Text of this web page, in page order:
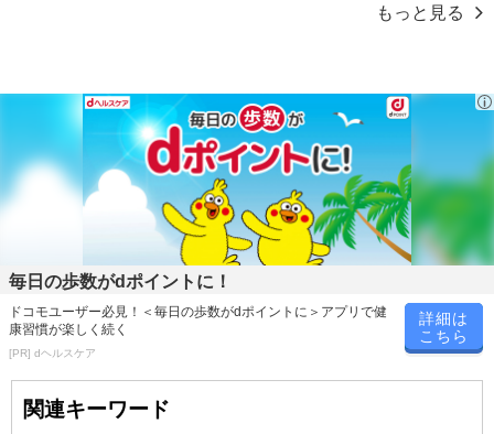
異なる素材で両面使い分けができて便利！
デリケートな肌にも安心なガーゼと、吸水性が高く乾きも早いふわ
ふわ無撚糸パイル。
＜サイズ＞
25×25cm
もっと見る
毎日の歩数がdポイントに！
ドコモユーザー必見！＜毎日の歩数がdポイントに＞アプリで健
康習慣が楽しく続く
[PR] dヘルスケア
詳細は
こちら
関連キーワード